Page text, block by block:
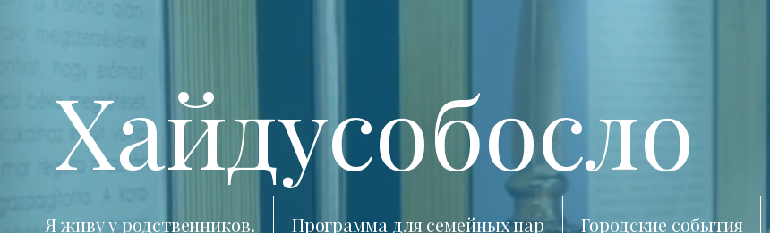
Хайдусобосло
Я живу у родственников. Программа для семейных пар Городские события